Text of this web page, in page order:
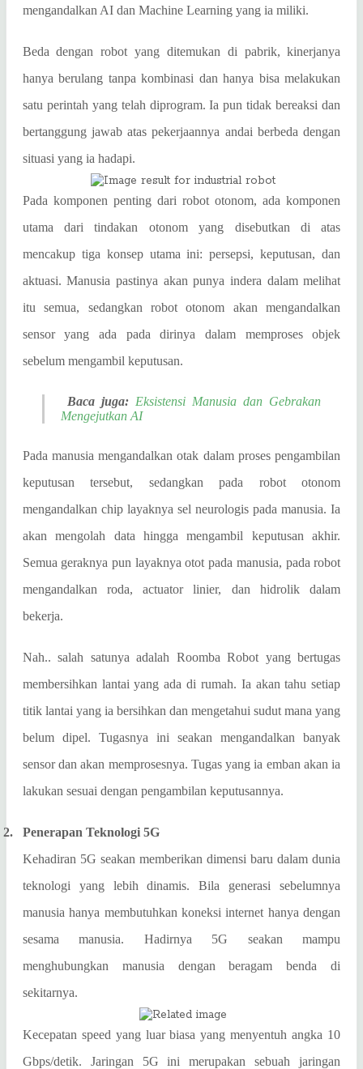
mengandalkan AI dan Machine Learning yang ia miliki.
Beda dengan robot yang ditemukan di pabrik, kinerjanya
hanya berulang tanpa kombinasi dan hanya bisa melakukan
satu perintah yang telah diprogram. Ia pun tidak bereaksi dan
bertanggung jawab atas pekerjaannya andai berbeda dengan
situasi yang ia hadapi.
Pada komponen penting dari robot otonom, ada komponen
utama dari tindakan otonom yang disebutkan di atas
mencakup tiga konsep utama ini: persepsi, keputusan, dan
aktuasi. Manusia pastinya akan punya indera dalam melihat
itu semua, sedangkan robot otonom akan mengandalkan
sensor yang ada pada dirinya dalam memproses objek
sebelum mengambil keputusan.
Baca juga: Eksistensi Manusia dan Gebrakan
Mengejutkan AI
Pada manusia mengandalkan otak dalam proses pengambilan
keputusan tersebut, sedangkan pada robot otonom
mengandalkan chip layaknya sel neurologis pada manusia. Ia
akan mengolah data hingga mengambil keputusan akhir.
Semua geraknya pun layaknya otot pada manusia, pada robot
mengandalkan roda, actuator linier, dan hidrolik dalam
bekerja.
Nah.. salah satunya adalah Roomba Robot yang bertugas
membersihkan lantai yang ada di rumah. Ia akan tahu setiap
titik lantai yang ia bersihkan dan mengetahui sudut mana yang
belum dipel. Tugasnya ini seakan mengandalkan banyak
sensor dan akan memprosesnya. Tugas yang ia emban akan ia
lakukan sesuai dengan pengambilan keputusannya.
2.
Penerapan Teknologi 5G
Kehadiran 5G seakan memberikan dimensi baru dalam dunia
teknologi yang lebih dinamis. Bila generasi sebelumnya
manusia hanya membutuhkan koneksi internet hanya dengan
sesama manusia. Hadirnya 5G seakan mampu
menghubungkan manusia dengan beragam benda di
sekitarnya.
Kecepatan speed yang luar biasa yang menyentuh angka 10
Gbps/detik. Jaringan 5G ini merupakan sebuah jaringan